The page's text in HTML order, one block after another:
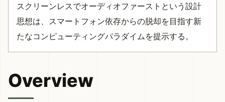
スクリーンレスでオーディオファーストという設計
思想は、スマートフォン依存からの脱却を目指す新
たなコンピューティングパラダイムを提示する。
Overview